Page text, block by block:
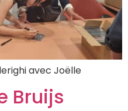
avec Joëlle
Bruijs